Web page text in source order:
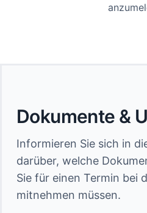
Dokumente &
Informieren Sie sich in
darüber, welche
Sie für einen Termin bei
mitnehmen müssen.